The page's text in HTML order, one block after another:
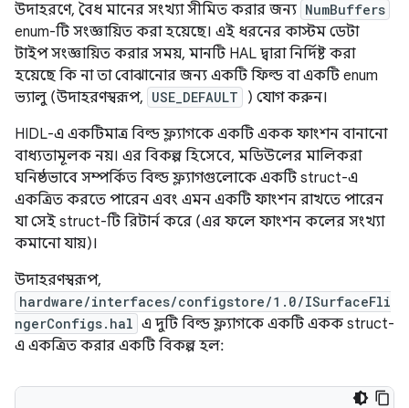
উদাহরণে, বৈধ মানের সংখ্যা সীমিত করার জন্য NumBuffers
enum-টি সংজ্ঞায়িত করা হয়েছে। এই ধরনের কাস্টম ডেটা
টাইপ সংজ্ঞায়িত করার সময়, মানটি HAL দ্বারা নির্দিষ্ট করা
হয়েছে কি না তা বোঝানোর জন্য একটি ফিল্ড বা একটি enum
ভ্যালু (উদাহরণস্বরূপ, USE_DEFAULT
) যোগ করুন।
HIDL-এ একটিমাত্র বিল্ড ফ্ল্যাগকে একটি একক ফাংশন বানানো
বাধ্যতামূলক নয়। এর বিকল্প হিসেবে, মডিউলের মালিকরা
ঘনিষ্ঠভাবে সম্পর্কিত বিল্ড ফ্ল্যাগগুলোকে একটি struct-এ
একত্রিত করতে পারেন এবং এমন একটি ফাংশন রাখতে পারেন
যা সেই struct-টি রিটার্ন করে (এর ফলে ফাংশন কলের সংখ্যা
কমানো যায়)।
উদাহরণস্বরূপ,
hardware/interfaces/configstore/1.0/ISurfaceFli
ngerConfigs.hal এ দুটি বিল্ড ফ্ল্যাগকে একটি একক struct-
এ একত্রিত করার একটি বিকল্প হল: